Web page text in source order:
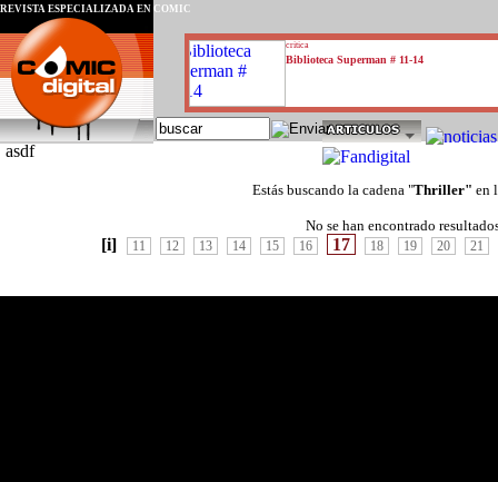
critica
Biblioteca Superman # 11-14
REVISTA ESPECIALIZADA EN CÓMIC
asdf
Estás buscando la cadena "Thriller" en
No se han encontrado
[i] 11 12 13 14 15 16 17 18 19 20 21